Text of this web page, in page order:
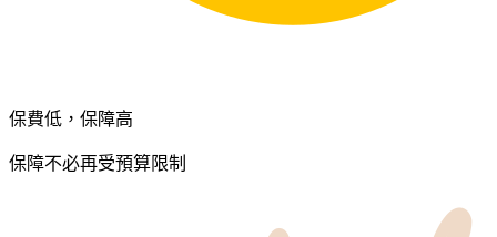
保費低，保障高
保障不必再受預算限制